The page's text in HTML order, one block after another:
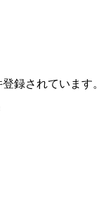
録されています。